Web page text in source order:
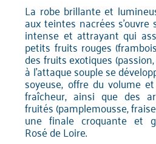
La robe brillante et
aux teintes nacrées s'ouvre
intense et attrayant qui
petits fruits rouges
des fruits exotiques
à l'attaque souple se
soyeuse, offre du volume
fraîcheur, ainsi que des
fruités (pamplemousse,
une finale croquante et
Rosé de Loire.